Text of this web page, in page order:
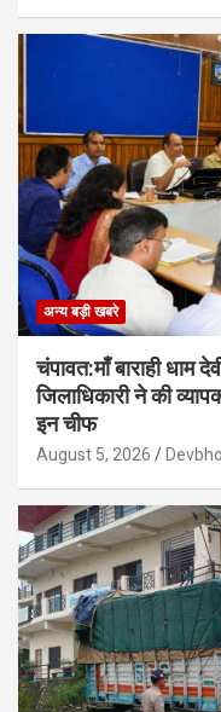
अन्य बड़ी खबरे
चंपावत:माँ बाराही धाम
जिलाधिकारी ने की
इन चीफ
August 5, 2026